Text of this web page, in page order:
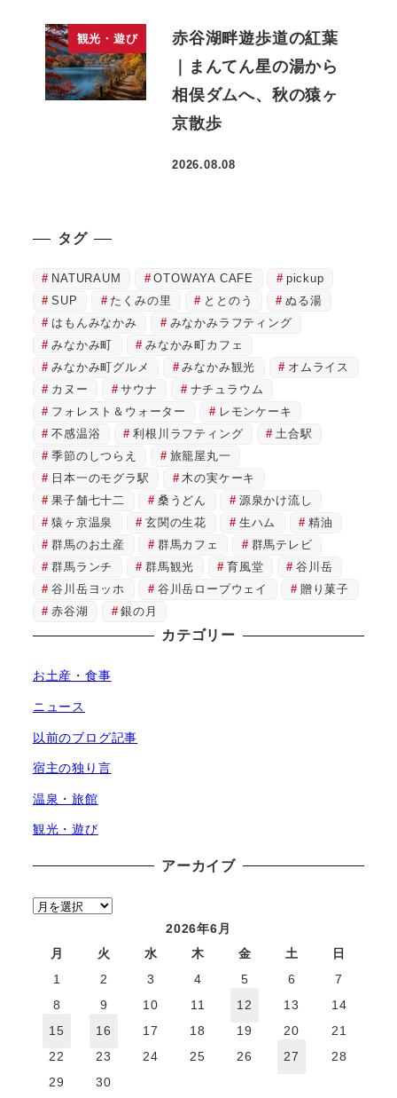
観光・遊び
赤谷湖畔遊歩道の紅葉
｜まんてん星の湯から
相俣ダムへ、秋の猿ヶ
京散歩
2026.08.08
タグ
NATURAUM OTOWAYA CAFE
pickup
SUP
たくみの里 ととのう
ぬる湯
はもんみなかみ
みなかみラフティング
みなかみ町
みなかみ町カフェ
みなかみ町グルメ
みなかみ観光
オムライス
カヌー
サウナ
ナチュラウム
フォレスト＆ウォーター
レモンケーキ
不感温浴
利根川ラフティング
土合駅
季節のしつらえ
旅籠屋丸一
日本一のモグラ駅
木の実ケーキ
果子舗七十二
桑うどん
源泉かけ流し
猿ヶ京温泉
玄関の生花 生ハム
精油
群馬のお土産
群馬カフェ
群馬テレビ
群馬ランチ
群馬観光 育風堂
谷川岳
谷川岳ヨッホ
谷川岳ロープウェイ
贈り菓子
赤谷湖
銀の月
カテゴリー
お土産・食事
ニュース
以前のブログ記事
宿主の独り言
温泉・旅館
観光・遊び
アーカイブ
ア
2026年6月
月
火 水 木 金 土
日
1
2 3 4 5 6
7
8
9 10 11 12 13
14
15
16 17 18 19 20
21
22
23 24 25 26 27
28
29
30